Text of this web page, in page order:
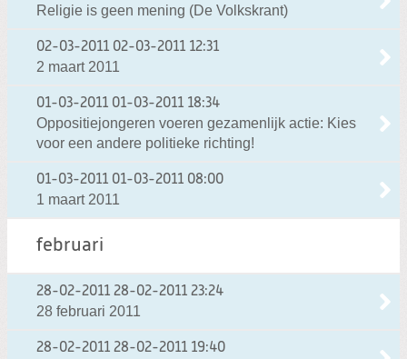
Religie is geen mening (De Volkskrant)
02-03-2011 02-03-2011 12:31
2 maart 2011
01-03-2011 01-03-2011 18:34
Oppositiejongeren voeren gezamenlijk actie: Kies
voor een andere politieke richting!
01-03-2011 01-03-2011 08:00
1 maart 2011
februari
28-02-2011 28-02-2011 23:24
28 februari 2011
28-02-2011 28-02-2011 19:40